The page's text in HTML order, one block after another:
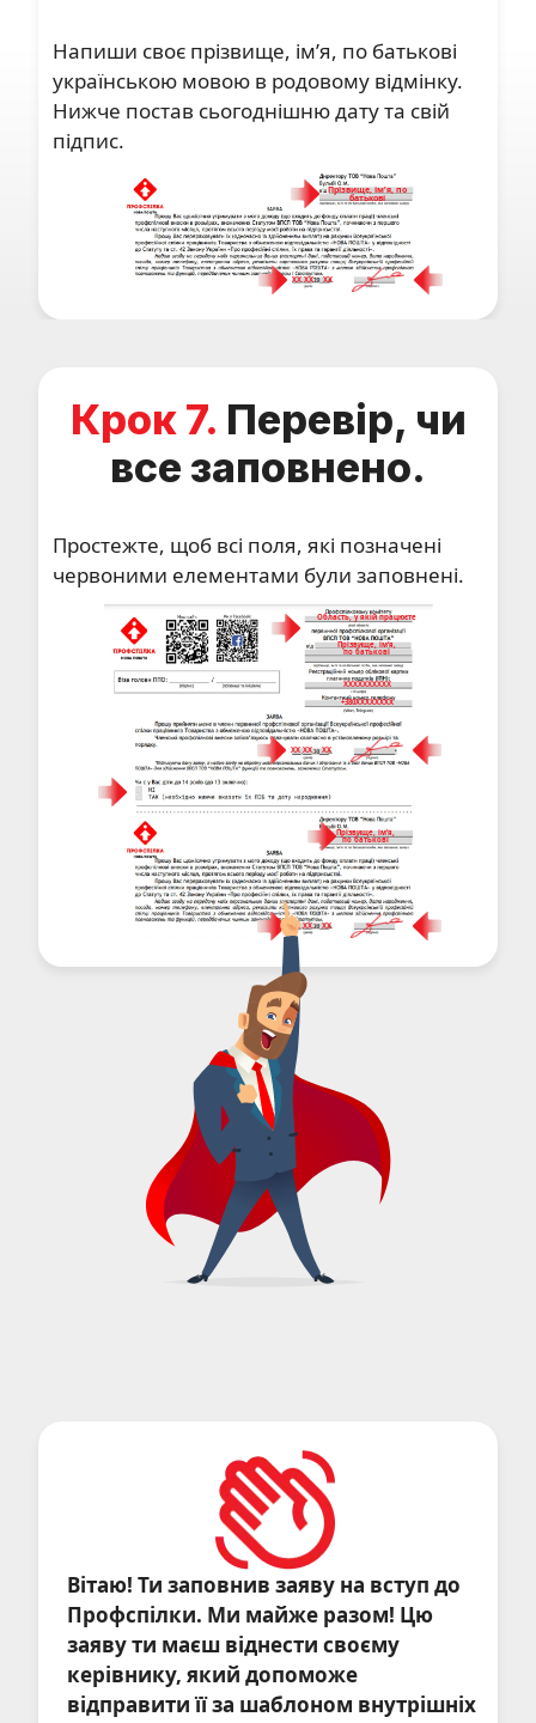
Напиши своє прізвище, ім’я, по батькові
українською мовою в родовому відмінку.
Нижче постав сьогоднішню дату та свій
підпис.
Прізвище, імʼя, по
батькові
ХХ ХХ ХХ
Крок 7. Перевір, чи
все заповнено.
Простежте, щоб всі поля, які позначені
червоними елементами були заповнені.
ХХ ХХ ХХ
ХХ ХХ ХХ
Область, у якій працюєте
Прізвище, імʼя,
по батькові
ХХХХХХХХХХ
+380ХХХХХХХХ
Прізвище, імʼя,
по батькові
Вітаю! Ти заповнив заяву на вступ до
Профспілки. Ми майже разом! Цю
заяву ти маєш віднести своєму
керівнику, який допоможе
відправити її за шаблоном внутрішніх